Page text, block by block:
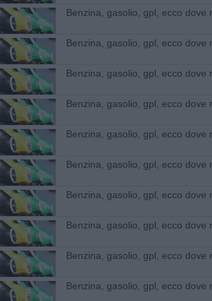
​Benzina, gasolio, gpl, ecco dove
​Benzina, gasolio, gpl, ecco dove
​Benzina, gasolio, gpl, ecco dove
​Benzina, gasolio, gpl, ecco dove
​Benzina, gasolio, gpl, ecco dove
​Benzina, gasolio, gpl, ecco dove
​Benzina, gasolio, gpl, ecco dove
​Benzina, gasolio, gpl, ecco dove
​Benzina, gasolio, gpl, ecco dove
​Benzina, gasolio, gpl, ecco dove